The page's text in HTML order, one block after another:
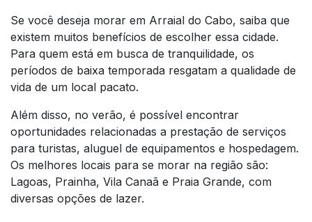
Se você deseja morar em Arraial do Cabo, saiba que
existem muitos benefícios de escolher essa cidade.
Para quem está em busca de tranquilidade, os
períodos de baixa temporada resgatam a qualidade de
vida de um local pacato.
Além disso, no verão, é possível encontrar
oportunidades relacionadas a prestação de serviços
para turistas, aluguel de equipamentos e hospedagem.
Os melhores locais para se morar na região são:
Lagoas, Prainha, Vila Canaã e Praia Grande, com
diversas opções de lazer.